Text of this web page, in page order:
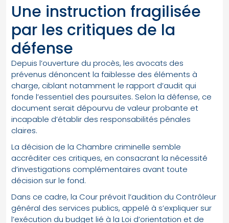
Une instruction fragilisée
par les critiques de la
défense
Depuis l’ouverture du procès, les avocats des
prévenus dénoncent la faiblesse des éléments à
charge, ciblant notamment le rapport d’audit qui
fonde l’essentiel des poursuites. Selon la défense, ce
document serait dépourvu de valeur probante et
incapable d’établir des responsabilités pénales
claires.
La décision de la Chambre criminelle semble
accréditer ces critiques, en consacrant la nécessité
d’investigations complémentaires avant toute
décision sur le fond.
Dans ce cadre, la Cour prévoit l’audition du Contrôleur
général des services publics, appelé à s’expliquer sur
l’exécution du budget lié à la Loi d’orientation et de